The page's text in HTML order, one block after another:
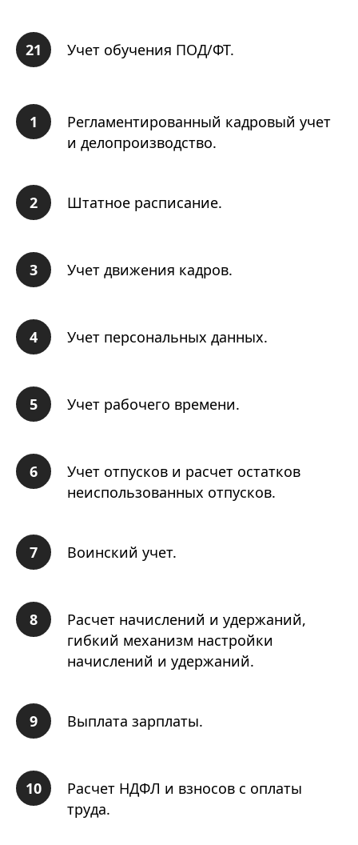
Учет обучения ПОД/ФТ.
Регламентированный кадровый учет
и делопроизводство.
Штатное расписание.
Учет движения кадров.
Учет персональных данных.
Учет рабочего времени.
Учет отпусков и расчет остатков
неиспользованных отпусков.
Воинский учет.
Расчет начислений и удержаний,
гибкий механизм настройки
начислений и удержаний.
Выплата зарплаты.
Расчет НДФЛ и взносов с оплаты
труда.